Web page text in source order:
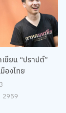
ขียน “ปราปต์”
องไทย
2959